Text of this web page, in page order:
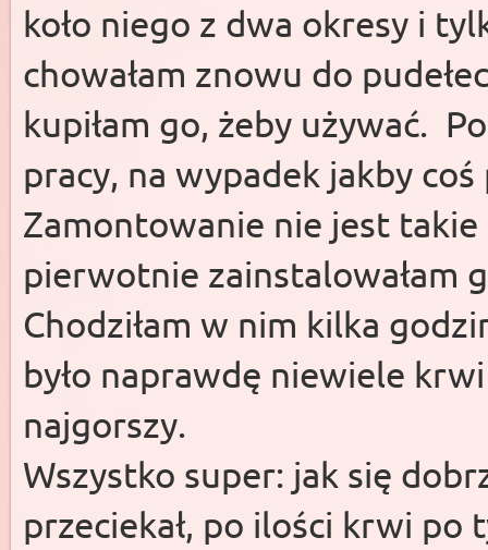
koło niego z dwa okresy i
chowałam znowu do
kupiłam go, żeby używać.
pracy, na wypadek jakby
Zamontowanie nie jest takie
pierwotnie zainstalowałam
Chodziłam w nim kilka
było naprawdę niewiele
najgorszy.
Wszystko super: jak się
przeciekał, po ilości krwi